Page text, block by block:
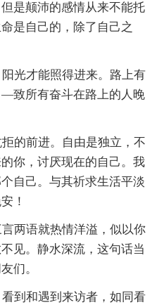
是颠沛的感情从来不能托
是自己的，除了自己之
光才能照得进来。路上有
致所有奋斗在路上的人晚
的前进。自由是独立，不
你，讨厌现在的自己。我
自己。与其祈求生活平淡
！
两语就热情洋溢，似以你
见。静水深流，这句话当
们。
到和遇到来访者，如同看